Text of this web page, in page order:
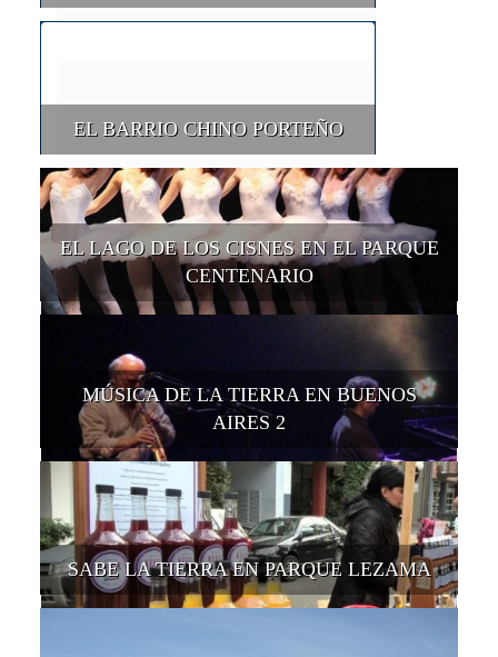
EL BARRIO CHINO PORTEÑO
EL LAGO DE LOS CISNES EN EL PARQUE
CENTENARIO
MÚSICA DE LA TIERRA EN BUENOS
AIRES 2
SABE LA TIERRA EN PARQUE LEZAMA